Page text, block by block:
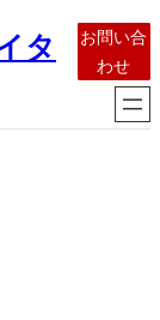
タ
お問い合
わせ